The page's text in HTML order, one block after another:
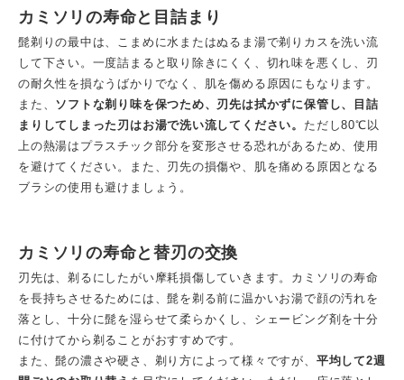
カミソリの寿命と目詰まり
髭剃りの最中は、こまめに水またはぬるま湯で剃りカスを洗い流
して下さい。一度詰まると取り除きにくく、切れ味を悪くし、刃
の耐久性を損なうばかりでなく、肌を傷める原因にもなります。
また、 ソフトな剃り味を保つため、刃先は拭かずに保管し、目詰
まりしてしまった刃はお湯で洗い流してください。 ただし80℃ 以
上の熱湯はプラスチック部分を変形させる恐れがあるため、使用
を避けてください。また、刃先の損傷や、肌を痛める原因となる
ブラシの使用も避けましょう。
カミソリの寿命と替刃の交換
刃先は、剃るにしたがい摩耗損傷していきます。カミソリの寿命
を長持ちさせるためには、髭を剃る前に温かいお湯で顔の汚れを
落とし、十分に髭を湿らせて柔らかくし、シェービング剤を十分
に付けてから剃ることがおすすめです。
また、髭の濃さや硬さ、剃り方によって様々ですが、 平均して2週